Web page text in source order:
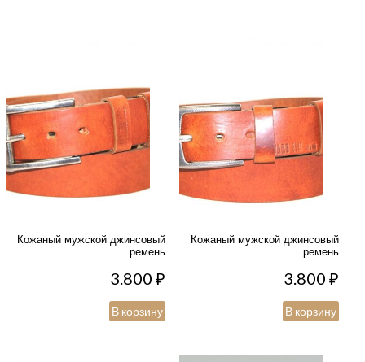
Кожаный мужской джинсовый
ремень
3.800₽
В корзину
Кожаный мужской джинсовый
ремень
3.800₽
В корзину